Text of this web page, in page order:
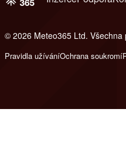
© 2026 Meteo365 Ltd. Všechna
Pravidla užíváníOchrana soukromí